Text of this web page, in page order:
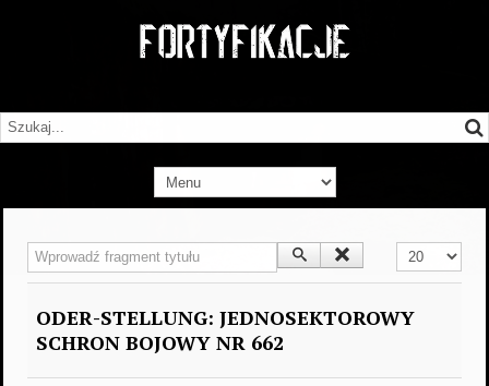
Wprowadź fragment tytułu Pokaż #
ODER-STELLUNG: JEDNOSEKTOROWY
SCHRON BOJOWY NR 662